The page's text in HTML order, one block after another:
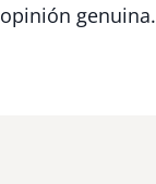
genuina.